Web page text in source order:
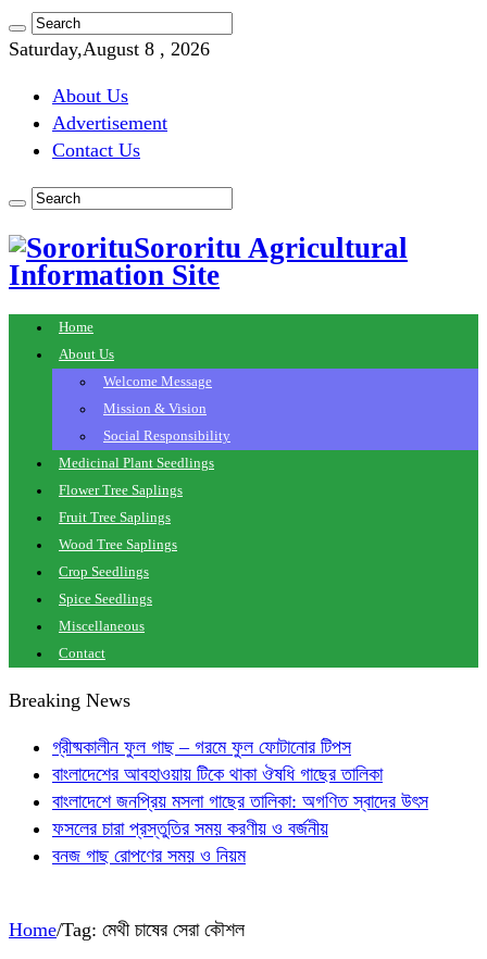
Saturday,August 8 , 2026
About Us
Advertisement
Contact Us
Sororitu Agricultural
Information Site
Home
About Us
Welcome Message
Mission & Vision
Social Responsibility
Medicinal Plant Seedlings
Flower Tree Saplings
Fruit Tree Saplings
Wood Tree Saplings
Crop Seedlings
Spice Seedlings
Miscellaneous
Contact
Breaking News
গ্রীষ্মকালীন ফুল গাছ – গরমে ফুল ফোটানোর টিপস
বাংলাদেশের আবহাওয়ায় টিকে থাকা ঔষধি গাছের তালিকা
বাংলাদেশে জনপ্রিয় মসলা গাছের তালিকা: অগণিত স্বাদের উৎস
ফসলের চারা প্রস্তুতির সময় করণীয় ও বর্জনীয়
বনজ গাছ রোপণের সময় ও নিয়ম
Home/Tag: মেথী চাষের সেরা কৌশল